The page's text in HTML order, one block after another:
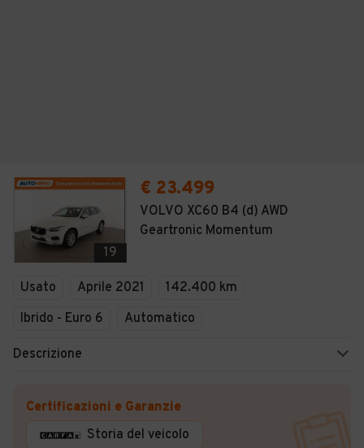
19
€ 23.499
VOLVO XC60 B4 (d) AWD
Geartronic Momentum
Usato Aprile 2021
142.400 km
Ibrido - Euro 6
Automatico
Descrizione
Certificazioni e Garanzie
Storia del veicolo